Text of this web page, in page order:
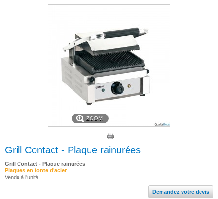
ZOOM
Grill Contact - Plaque rainurées
Grill Contact - Plaque rainurées
Plaques en fonte d'acier
Vendu à l'unité
Demandez votre devis